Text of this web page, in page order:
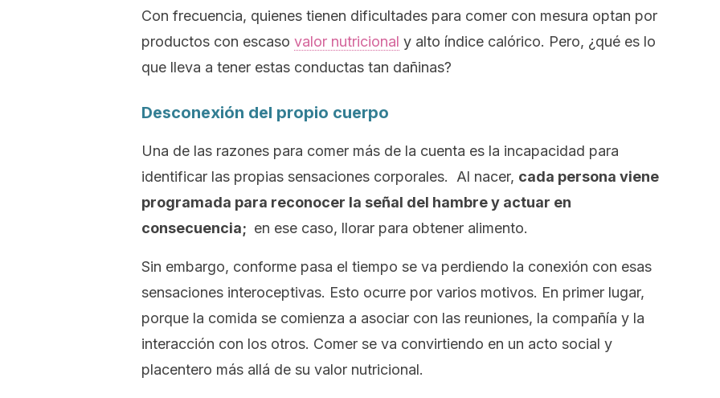
Con frecuencia, quienes tienen dificultades para comer con mesura optan por
productos con escaso valor nutricional y alto índice calórico. Pero, ¿qué es lo
que lleva a tener estas conductas tan dañinas?
Desconexión del propio cuerpo
Una de las razones para comer más de la cuenta es la incapacidad para
identificar las propias sensaciones corporales. Al nacer, cada persona viene
programada para reconocer la señal del hambre y actuar en
consecuencia; en ese caso, llorar para obtener alimento.
Sin embargo, conforme pasa el tiempo se va perdiendo la conexión con esas
sensaciones interoceptivas. Esto ocurre por varios motivos. En primer lugar,
porque la comida se comienza a asociar con las reuniones, la compañía y la
interacción con los otros. Comer se va convirtiendo en un acto social y
placentero más allá de su valor nutricional.